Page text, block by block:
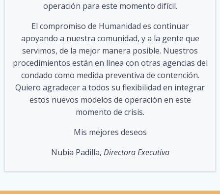
operación para este momento difícil.
El compromiso de Humanidad es continuar
apoyando a nuestra comunidad, y a la gente que
servimos, de la mejor manera posible. Nuestros
procedimientos están en línea con otras agencias del
condado como medida preventiva de contención.
Quiero agradecer a todos su flexibilidad en integrar
estos nuevos modelos de operación en este
momento de crisis.
Mis mejores deseos
Nubia Padilla, Directora Executiva